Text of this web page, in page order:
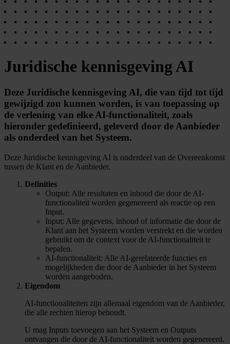
Juridische kennisgeving AI
Deze Juridische kennisgeving AI, die van tijd tot tijd
gewijzigd zou kunnen worden, is van toepassing op
de verlening van elke AI-functionaliteit, zoals
hieronder gedefinieerd, geleverd door de Aanbieder
als onderdeel van het Systeem.
Deze Juridische kennisgeving AI is onderdeel van de Overeenkomst
tussen de Klant en de Aanbieder.
Definities
Output: Alle resultaten en inhoud die door de AI-
functionaliteit worden gegenereerd als reactie op een
Input.
Input: Alle gegevens, inhoud of informatie die door de
Klant aan het Systeem worden verstrekt en die worden
gebruikt om de context voor de AI-functionaliteit te
bepalen.
AI-functionaliteit: Alle AI-gerelateerde functies en
mogelijkheden die door de Aanbieder in het Systeem
worden aangeboden.
Eigendom
AI-functionaliteiten zijn allemaal eigendom van de Aanbieder,
die alle rechten hierop behoudt.
U mag Inputs toevoegen aan het Systeem en Outputs
ontvangen die door de AI-functionaliteit worden gegenereerd.